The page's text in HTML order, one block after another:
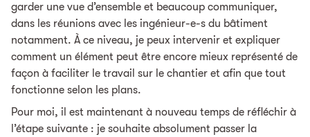
garder une vue d’ensemble et beaucoup communiquer,
dans les réunions avec les ingénieur-e-s du bâtiment
notamment. À ce niveau, je peux intervenir et expliquer
comment un élément peut être encore mieux représenté de
façon à faciliter le travail sur le chantier et afin que tout
fonctionne selon les plans.
Pour moi, il est maintenant à nouveau temps de réfléchir à
l’étape suivante : je souhaite absolument passer la